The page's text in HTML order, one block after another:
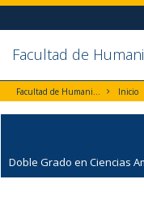
Ir al contenido
Ir a la cabecera de la
Ir al pie de la página
Ir al menú principal (alt
Facultad de
Facultad de Humanidades Inicio
Doble Grado en Ciencias